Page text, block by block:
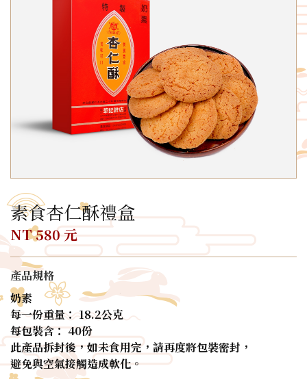
素食杏仁酥禮盒
NT 580 元
產品規格
奶素
每一份重量： 18.2公克
每包裝含： 40份
此產品拆封後，如未食用完，請再度將包裝密封，
避免與空氣接觸造成軟化。